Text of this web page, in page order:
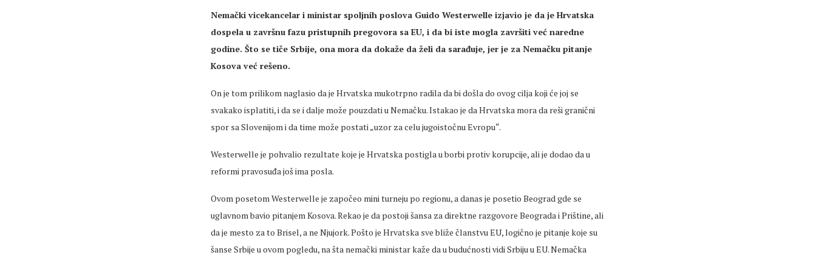
Nemački vicekancelar i ministar spoljnih poslova Guido Westerwelle izjavio je da je Hrvatska
dospela u završnu fazu pristupnih pregovora sa EU, i da bi iste mogla završiti već naredne
godine. Što se tiče Srbije, ona mora da dokaže da želi da sarađuje, jer je za Nemačku pitanje
Kosova već rešeno.
On je tom prilikom naglasio da je Hrvatska mukotrpno radila da bi došla do ovog cilja koji će joj se
svakako isplatiti, i da se i dalje može pouzdati u Nemačku. Istakao je da Hrvatska mora da reši granični
spor sa Slovenijom i da time može postati „uzor za celu jugoistočnu Evropu“.
Westerwelle je pohvalio rezultate koje je Hrvatska postigla u borbi protiv korupcije, ali je dodao da u
reformi pravosuđa još ima posla.
Ovom posetom Westerwelle je započeo mini turneju po regionu, a danas je posetio Beograd gde se
uglavnom bavio pitanjem Kosova. Rekao je da postoji šansa za direktne razgovore Beograda i Prištine, ali
da je mesto za to Brisel, a ne Njujork. Pošto je Hrvatska sve bliže članstvu EU, logično je pitanje koje su
šanse Srbije u ovom pogledu, na šta nemački ministar kaže da u budućnosti vidi Srbiju u EU. Nemačka